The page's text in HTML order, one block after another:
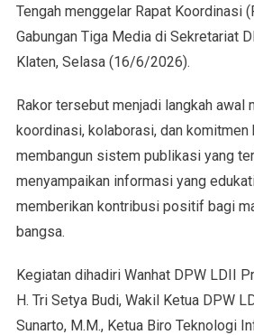
Tengah menggelar Rapat Koordinasi
Gabungan Tiga Media di Sekretariat
Klaten, Selasa (16/6/2026).
Rakor tersebut menjadi langkah awal
koordinasi, kolaborasi, dan komitmen
membangun sistem publikasi yang
menyampaikan informasi yang
memberikan kontribusi positif bagi
bangsa.
Kegiatan dihadiri Wanhat DPW LDII
H. Tri Setya Budi, Wakil Ketua DPW
Sunarto, M.M., Ketua Biro Teknologi